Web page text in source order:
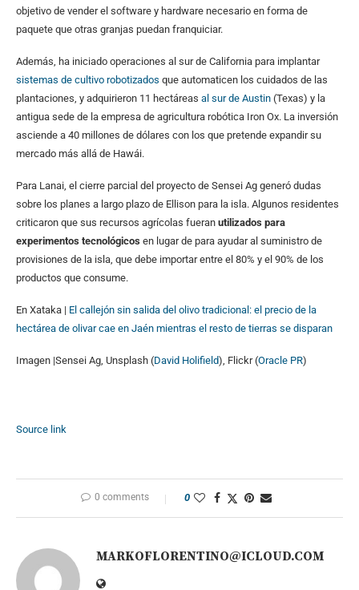
objetivo de vender el software y hardware necesario en forma de
paquete que otras granjas puedan franquiciar.
Además, ha iniciado operaciones al sur de California para implantar
sistemas de cultivo robotizados que automaticen los cuidados de las
plantaciones, y adquirieron 11 hectáreas al sur de Austin (Texas) y la
antigua sede de la empresa de agricultura robótica Iron Ox. La inversión
asciende a 40 millones de dólares con los que pretende expandir su
mercado más allá de Hawái.
Para Lanai, el cierre parcial del proyecto de Sensei Ag generó dudas
sobre los planes a largo plazo de Ellison para la isla. Algunos residentes
criticaron que sus recursos agrícolas fueran utilizados para
experimentos tecnológicos en lugar de para ayudar al suministro de
provisiones de la isla, que debe importar entre el 80% y el 90% de los
productos que consume.
En Xataka | El callejón sin salida del olivo tradicional: el precio de la
hectárea de olivar cae en Jaén mientras el resto de tierras se disparan
Imagen |Sensei Ag, Unsplash (David Holifield), Flickr (Oracle PR)
Source link
0 comments 0
MARKOFLORENTINO@ICLOUD.COM